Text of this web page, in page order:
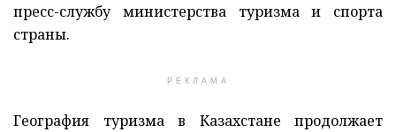
пресс-службу министерства туризма и спорта
страны.
РЕКЛАМА
География туризма в Казахстане продолжает